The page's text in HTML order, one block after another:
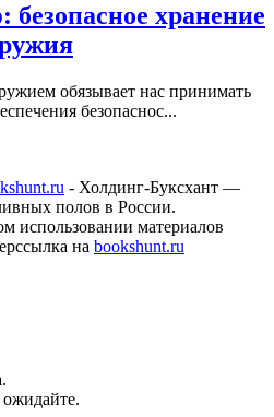
хранение
обязывает нас принимать
безопаснос...
- Холдинг-Буксхант —
полов в России.
использовании материалов
на bookshunt.ru